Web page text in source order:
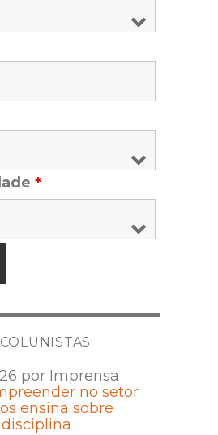
*
por Imprensa
no setor
ensina sobre